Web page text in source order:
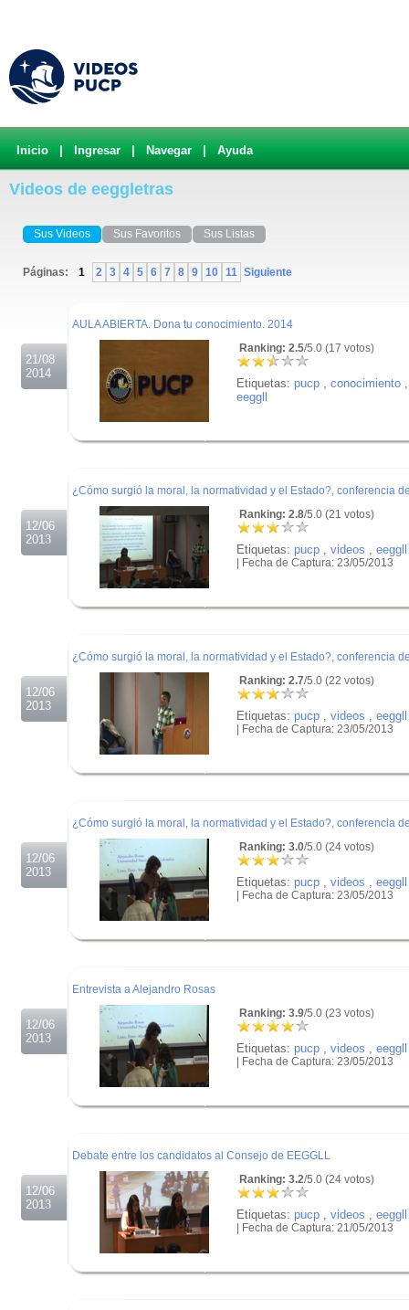
Inicio Ingresar Navegar Ayuda
Videos de eeggletras
Sus Videos Sus Favoritos Sus Listas
Páginas: 1 2 3 4 5 6 7 8 9 10 11 Siguiente
21/08
2014
AULA ABIERTA. Dona tu conocimiento. 2014
Ranking: 2.5/5.0 (17 votos)
Etiquetas: pucp conocimiento
eeggll
12/06
2013
¿Cómo surgió la moral, la normatividad y el Estado?, conferencia
Ranking: 2.8/5.0 (21 votos)
Etiquetas: pucp videos eeggll
| Fecha de Captura: 23/05/2013
12/06
2013
¿Cómo surgió la moral, la normatividad y el Estado?, conferencia
Ranking: 2.7/5.0 (22 votos)
Etiquetas: pucp videos eeggll
| Fecha de Captura: 23/05/2013
12/06
2013
¿Cómo surgió la moral, la normatividad y el Estado?, conferencia
Ranking: 3.0/5.0 (24 votos)
Etiquetas: pucp videos eeggll
| Fecha de Captura: 23/05/2013
12/06
2013
Entrevista a Alejandro Rosas
Ranking: 3.9/5.0 (23 votos)
Etiquetas: pucp videos eeggll
| Fecha de Captura: 23/05/2013
12/06
2013
Debate entre los candidatos al Consejo de EEGGLL
Ranking: 3.2/5.0 (24 votos)
Etiquetas: pucp videos eeggll
| Fecha de Captura: 21/05/2013